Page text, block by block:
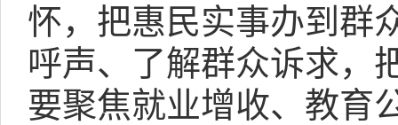
怀，把惠民实事办到群
呼声、了解群众诉求，
要聚焦就业增收、教育